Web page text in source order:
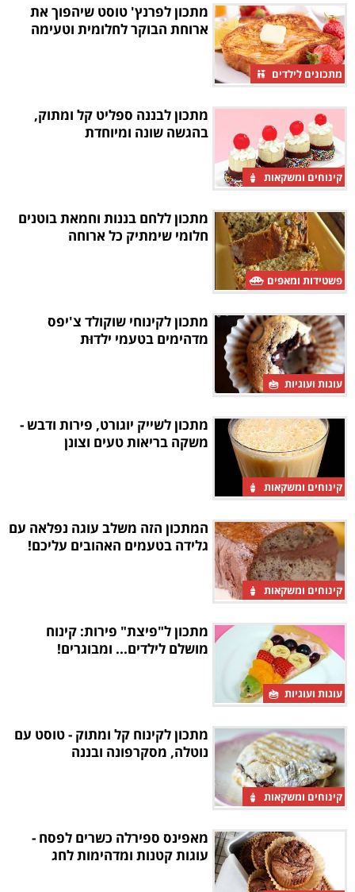
מתכונים לילדים
מתכון לפרנץ' טוסט שיהפוך את
ארוחת הבוקר לחלומית וטעימה
קינוחים ומשקאות
מתכון לבננה ספליט קל ומתוק,
בהגשה שונה ומיוחדת
פשטידות ומאפים
מתכון ללחם בננות וחמאת בוטנים
חלומי שימתיק כל ארוחה
עוגות ועוגיות
מתכון לקינוחי שוקולד צ'יפס
מדהימים בטעמי ילדוּת
קינוחים ומשקאות
מתכון לשייק יוגורט, פירות ודבש -
משקה בריאות טעים וצונן
קינוחים ומשקאות
המתכון הזה משלב עוגה נפלאה עם
גלידה בטעמים האהובים עליכם!
עוגות ועוגיות
מתכון ל"פיצת" פירות: קינוח
מושלם לילדים... ומבוגרים!
קינוחים ומשקאות
מתכון לקינוח קל ומתוק - טוסט עם
נוטלה, מסקרפונה ובננה
מאפינס ספירלה כשרים לפסח -
עוגות קטנות ומדהימות לחג